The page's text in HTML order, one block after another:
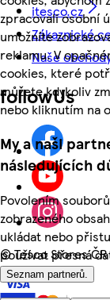
zpracovali osobní
umožníte
reklamu. V
cookies, které
můžete kdykoliv
nebo kliknutím na
My a naši
následujících
Povolením
zobrazeného
ukládat nebo
používat přesná
Seznam partnerů.
itesco.cz
Zákaznické
Naše
followUs
©Tesco Stores